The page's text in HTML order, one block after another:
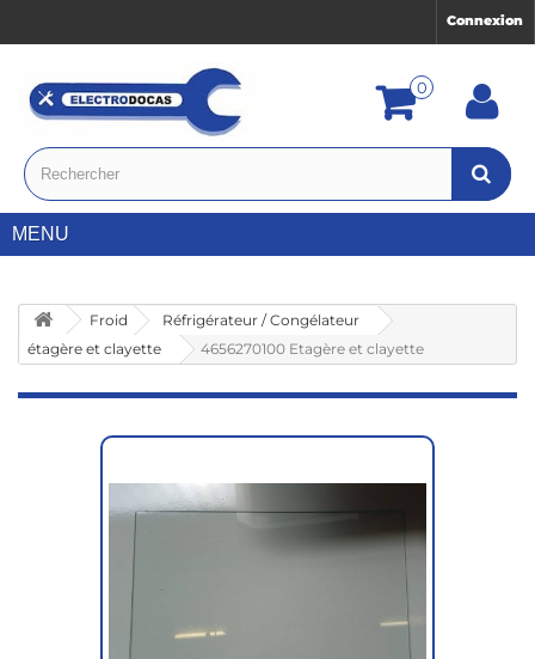
Connexion
0
MENU
Froid
Réfrigérateur / Congélateur
étagère et clayette
4656270100 Etagère et clayette